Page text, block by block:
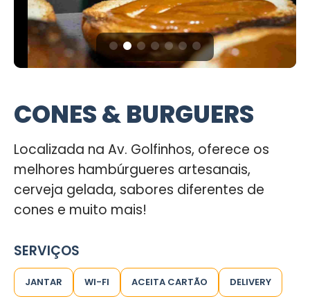
CONES & BURGUERS
Localizada na Av. Golfinhos, oferece os
melhores hambúrgueres artesanais,
cerveja gelada, sabores diferentes de
cones e muito mais!
SERVIÇOS
JANTAR WI-FI ACEITA CARTÃO DELIVERY